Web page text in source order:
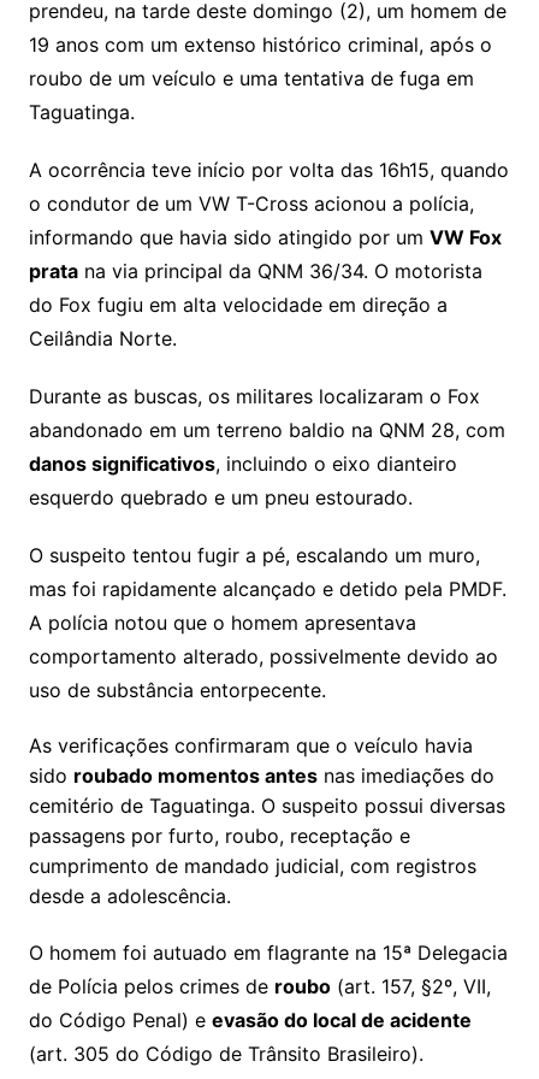
n
k
p
p
m
n
Cl
a
o
o
m
n
a
g
e
k.
c
o
m
e o
M
l
d
s
prendeu, na tarde deste domingo (2), um homem de
19 anos com um extenso histórico criminal, após o
roubo de um veículo e uma tentativa de fuga em
Taguatinga.
A ocorrência teve início por volta das 16h15, quando
o condutor de um VW T-Cross acionou a polícia,
informando que havia sido atingido por um VW Fox
pratana via principal da QNM 36/34. O motorista
do Fox fugiu em alta velocidade em direção a
Ceilândia Norte.
Durante as buscas, os militares localizaram o Fox
abandonado em um terreno baldio na QNM 28, com
danos significativos, incluindo o eixo dianteiro
esquerdo quebrado e um pneu estourado.
O suspeito tentou fugir a pé, escalando um muro,
mas foi rapidamente alcançado e detido pela PMDF.
A polícia notou que o homem apresentava
comportamento alterado, possivelmente devido ao
uso de substância entorpecente.
As verificações confirmaram que o veículo havia
sido roubado momentos antesnas imediações do
cemitério de Taguatinga. O suspeito possui diversas
passagens por furto, roubo, receptação e
cumprimento de mandado judicial, com registros
desde a adolescência.
O homem foi autuado em flagrante na 15ª Delegacia
de Polícia pelos crimes de roubo(art. 157, §2º, VII,
do Código Penal) e evasão do local de acidente
(art. 305 do Código de Trânsito Brasileiro).